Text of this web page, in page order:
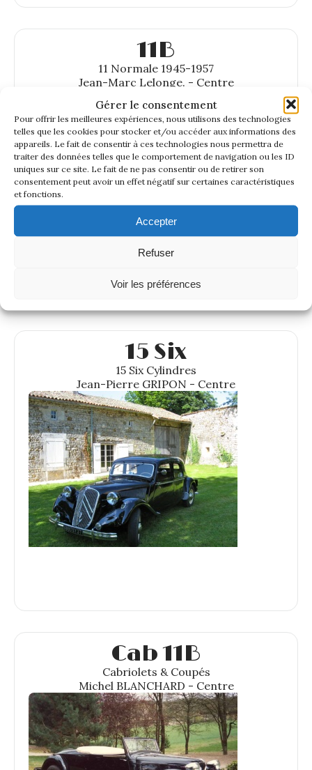
Gérer le consentement
Pour offrir les meilleures expériences, nous utilisons des technologies
telles que les cookies pour stocker et/ou accéder aux informations des
appareils. Le fait de consentir à ces technologies nous permettra de
traiter des données telles que le comportement de navigation ou les ID
uniques sur ce site. Le fait de ne pas consentir ou de retirer son
consentement peut avoir un effet négatif sur certaines caractéristiques
et fonctions.
Accepter
Refuser
Voir les préférences
11B
11 Normale 1945-1957
Jean-Marc Lelonge. - Centre
15 Six
15 Six Cylindres
Jean-Pierre GRIPON - Centre
Cab 11B
Cabriolets & Coupés
Michel BLANCHARD - Centre